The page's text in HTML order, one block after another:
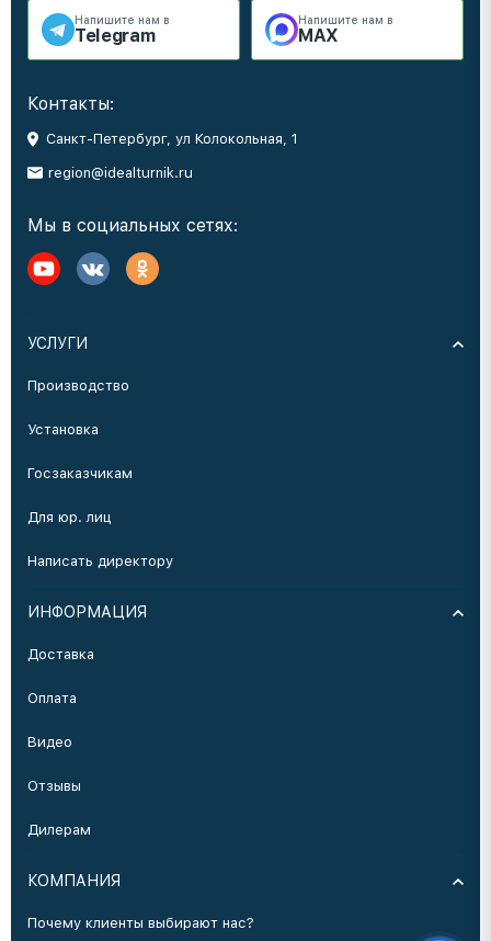
Напишите нам в
Telegram
Напишите нам в
MAX
Контакты:
Санкт-Петербург, ул Колокольная, 1
region@idealturnik.ru
Мы в социальных сетях:
УСЛУГИ
Производство
Установка
Госзаказчикам
Для юр. лиц
Написать директору
ИНФОРМАЦИЯ
Доставка
Оплата
Видео
Отзывы
Дилерам
КОМПАНИЯ
Почему клиенты выбирают нас?